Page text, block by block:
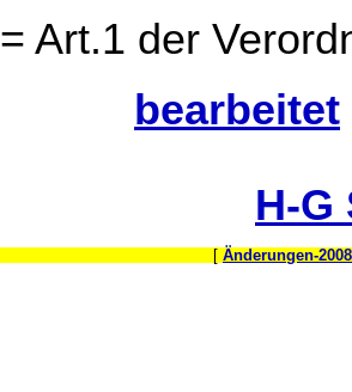
= Art.1 der
bearbeitet
H-G
[ Änderungen-2008